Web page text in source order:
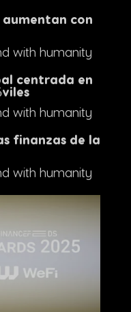
aumentan con
with humanity
centrada en
with humanity
finanzas de la
with humanity